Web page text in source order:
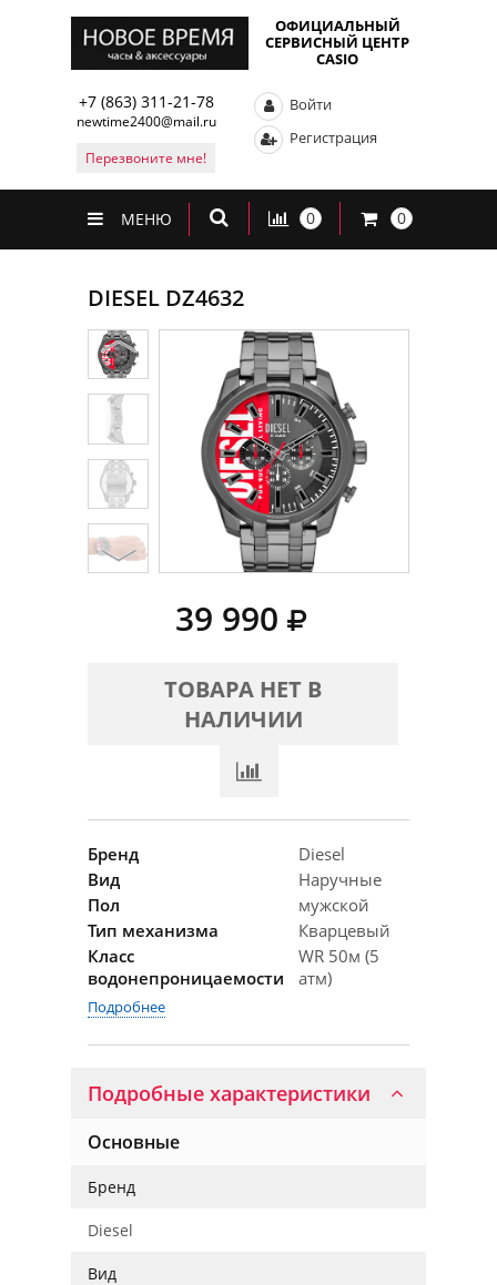
ОФИЦИАЛЬНЫЙ
СЕРВИСНЫЙ ЦЕНТР
CASIO
+7 (863) 311-21-78
newtime2400@mail.ru
Перезвоните мне!
Войти
Регистрация
МЕНЮ 0 0
DIESEL DZ4632
39 990
ТОВАРА НЕТ В
НАЛИЧИИ
Бренд
Diesel
Вид
Наручные
Пол
мужской
Тип механизма
Кварцевый
Класс
водонепроницаемости
WR 50м (5
атм)
Подробнее
Подробные характеристики
Основные
Бренд
Diesel
Вид